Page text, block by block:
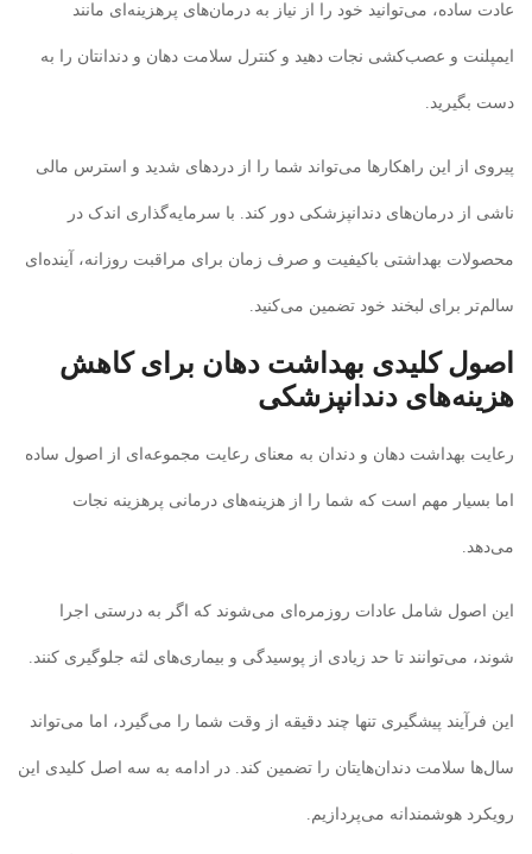
عادت ساده، می‌توانید خود را از نیاز به درمان‌های پرهزینه‌ای مانند
ایمپلنت و عصب‌کشی نجات دهید و کنترل سلامت دهان و دندانتان را به
دست بگیرید.
پیروی از این راهکارها می‌تواند شما را از دردهای شدید و استرس مالی
ناشی از درمان‌های دندانپزشکی دور کند. با سرمایه‌گذاری اندک در
محصولات بهداشتی باکیفیت و صرف زمان برای مراقبت روزانه، آینده‌ای
سالم‌تر برای لبخند خود تضمین می‌کنید.
اصول کلیدی بهداشت دهان برای کاهش
هزینه‌های دندانپزشکی
رعایت بهداشت دهان و دندان به معنای رعایت مجموعه‌ای از اصول ساده
اما بسیار مهم است که شما را از هزینه‌های درمانی پرهزینه نجات
می‌دهد.
این اصول شامل عادات روزمره‌ای می‌شوند که اگر به درستی اجرا
شوند، می‌توانند تا حد زیادی از پوسیدگی و بیماری‌های لثه جلوگیری کنند.
این فرآیند پیشگیری تنها چند دقیقه از وقت شما را می‌گیرد، اما می‌تواند
سال‌ها سلامت دندان‌هایتان را تضمین کند. در ادامه به سه اصل کلیدی این
رویکرد هوشمندانه می‌پردازیم.